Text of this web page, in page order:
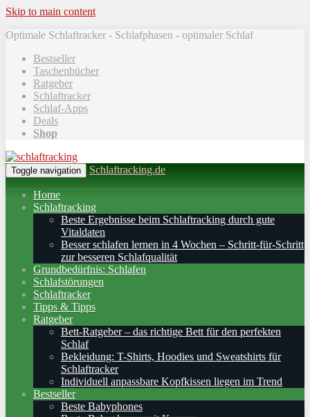
Skip to main content
Optimale Schlaftracker - Schlafphasen - optimaler Schlaf
Bestseller
Taschenbücher
Ratgeber
Schlaftracker
Schlaf-Apps
Deals
Shop
Toggle navigation Schlaftracking.de
Home
Schlaftracking
Beste Ergebnisse beim Schlaftracking durch gute
Vitaldaten
Besser schlafen lernen in 4 Wochen – Schritt‑für‑Schritt
zur besseren Schlafqualität
Grundbedürfnis: Schlafen
Schlafstörungen
Schlaftracker
Tipps & Tipps
Ratgeber
Bett-Ratgeber – das richtige Bett für den perfekten
Schlaf
Bekleidung: T-Shirts, Hoodies und Sweatshirts für
Schlaftracker
Individuell anpassbare Kopfkissen liegen im Trend
Bestseller
Beste Babyphones